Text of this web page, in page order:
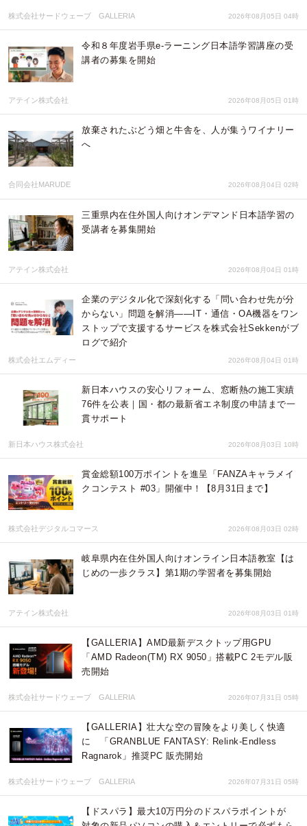
株式会社サードウェーブ GALLERIA 2026年08月05日 04時
令和８年度岩手県e-ラーニング日本語学習講座の受
講者の募集を開始
アテイン株式会社 2026年08月05日 01時
放棄されたぶどう畑と牛舎を、人が集うワイナリー
へ
合同会社MARUDE 2026年08月04日 02時
三重県内在住外国人向けオンデマンド日本語学習の
受講者を募集開始
アテイン株式会社 2026年08月04日 01時
企業のデジタル化で深刻化する「問い合わせ先が分
からない」問題を解消――IT・通信・OA機器をワン
ストップで支援するサービスを株式会社Sekkenがブ
ログで紹介
株式会社エムディー 2026年08月04日 01時
新日本ハウスの安心リフォーム、窓断熱の施工実績
76件を公表｜国・都の最新省エネ制度の申請まで一
貫サポート
新日本ハウス株式会社 2026年08月03日 10時
賞金総額100万ポイントを進呈「FANZAキャラメイ
クコンテスト #03」開催中！【8月31日まで】
株式会社デジタルコマース 2026年08月03日 02時
岐阜県内在住外国人向けオンライン日本語教室【は
じめの一歩クラス】第1期の学習者を募集開始
アテイン株式会社 2026年08月03日 01時
【GALLERIA】AMD最新デスクトップ用GPU
「AMD Radeon(TM) RX 9050」搭載PC 2モデル販
売開始
株式会社サードウェーブ GALLERIA 2026年07月31日 05時
【GALLERIA】壮大な空の冒険をより美しく快適
に 「GRANBLUE FANTASY: Relink-Endless
Ragnarok」推奨PC 販売開始
株式会社サードウェーブ GALLERIA 2026年07月31日 05時
【ドスパラ】最大10万円分のドスパラポイントが